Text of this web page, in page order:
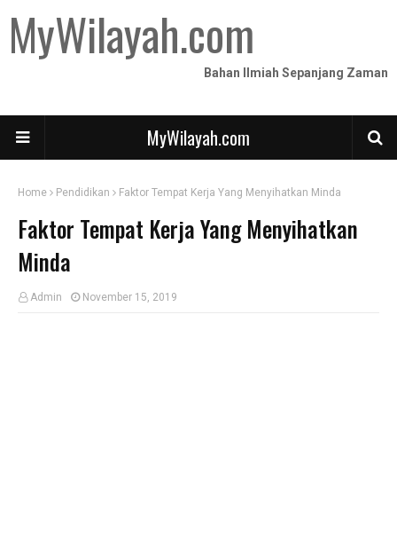
MyWilayah.com
Bahan Ilmiah Sepanjang Zaman
MyWilayah.com
Home Pendidikan Faktor Tempat Kerja Yang Menyihatkan Minda
Faktor Tempat Kerja Yang Menyihatkan
Minda
Admin November 15, 2019